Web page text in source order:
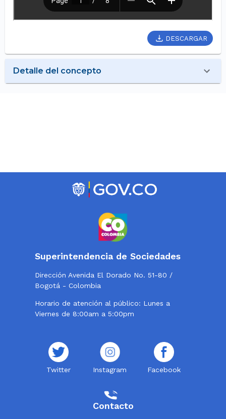
DESCARGAR
Detalle del concepto
Superintendencia de Sociedades
Dirección Avenida El Dorado No. 51-80 /
Bogotá - Colombia
Horario de atención al público: Lunes a
Viernes de 8:00am a 5:00pm
Twitter Instagram Facebook
Contacto